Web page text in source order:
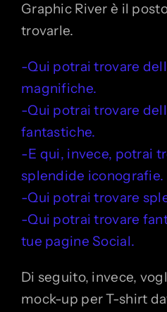
Graphic River è il
trovarle.
-Qui potrai trovare
magnifiche.
-Qui potrai trovare
fantastiche.
-E qui, invece, potrai
splendide iconografie.
-Qui potrai trovare
-Qui potrai trovare
tue pagine Social.
Di seguito, invece,
mock-up per T-shirt